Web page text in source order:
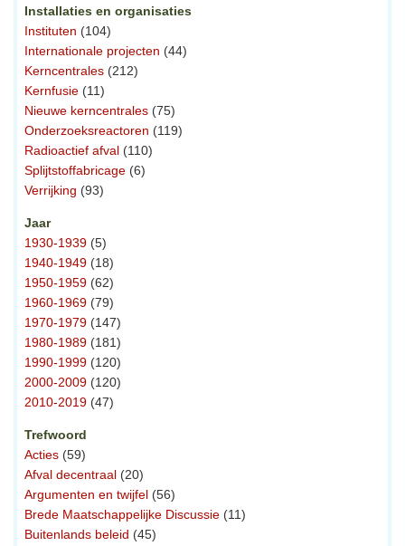
Installaties en organisaties
Instituten (104)
Internationale projecten (44)
Kerncentrales (212)
Kernfusie (11)
Nieuwe kerncentrales (75)
Onderzoeksreactoren (119)
Radioactief afval (110)
Splijtstoffabricage (6)
Verrijking (93)
Jaar
1930-1939 (5)
1940-1949 (18)
1950-1959 (62)
1960-1969 (79)
1970-1979 (147)
1980-1989 (181)
1990-1999 (120)
2000-2009 (120)
2010-2019 (47)
Trefwoord
Acties (59)
Afval decentraal (20)
Argumenten en twijfel (56)
Brede Maatschappelijke Discussie (11)
Buitenlands beleid (45)